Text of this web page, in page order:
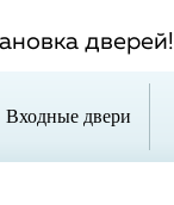
дверей!
Входные двери